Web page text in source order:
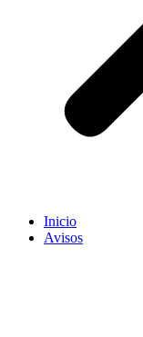
Inicio
Avisos